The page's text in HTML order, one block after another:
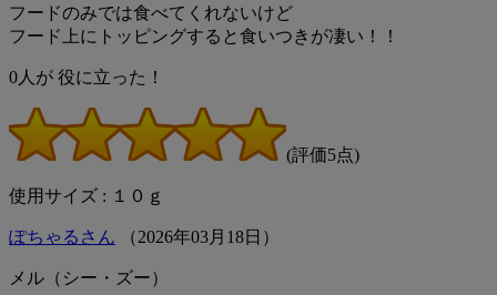
フードのみでは食べてくれないけど
フード上にトッピングすると食いつきが凄い！！
0 人が 役に立った！
(評価5点)
使用サイズ : １０ｇ
ぽちゃるさん （2026年03月 18日）
メル（シー・ズー）